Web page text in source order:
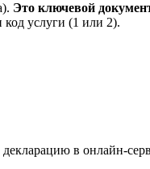
Это ключевой
услуги (1 или 2).
в онлайн-